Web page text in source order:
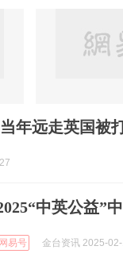
年远走英国被
中英公益”
网易号 金台资讯 2025-